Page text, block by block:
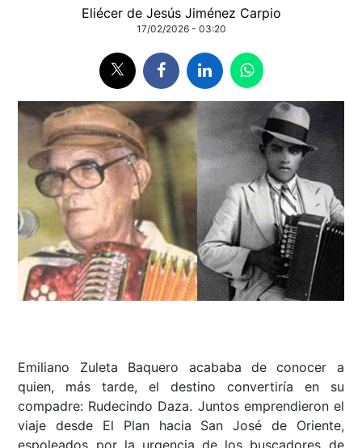
Eliécer de Jesús Jiménez Carpio
17/02/2026 - 03:20
Emiliano Zuleta Baquero acababa de conocer a
quien, más tarde, el destino convertiría en su
compadre: Rudecindo Daza. Juntos emprendieron el
viaje desde El Plan hacia San José de Oriente,